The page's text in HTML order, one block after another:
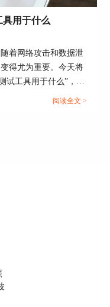
具用于什么
着网络攻击和数据泄
得尤为重要。今天将
试工具用于什么”，从
Appscan是否适用于
阅读全文 >